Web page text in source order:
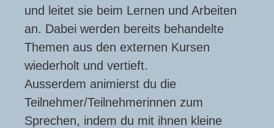
und leitet sie beim Lernen und Arbeiten
an. Dabei werden bereits behandelte
Themen aus den externen Kursen
wiederholt und vertieft.
Ausserdem animierst du die
Teilnehmer/Teilnehmerinnen zum
Sprechen, indem du mit ihnen kleine